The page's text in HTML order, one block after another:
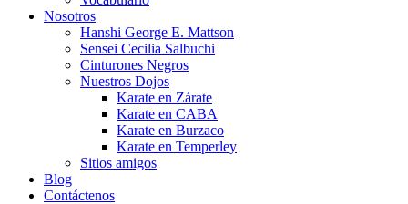
Nosotros
Hanshi George E. Mattson
Sensei Cecilia Salbuchi
Cinturones Negros
Nuestros Dojos
Karate en Zárate
Karate en CABA
Karate en Burzaco
Karate en Temperley
Sitios amigos
Blog
Contáctenos